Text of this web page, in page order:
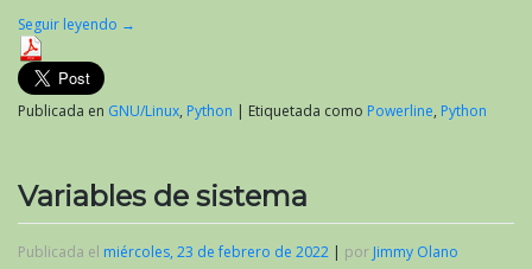
Seguir leyendo →
Publicada en GNU/Linux, Python | Etiquetada como Powerline, Python
Variables de sistema
Publicada el miércoles, 23 de febrero de 2022 por Jimmy Olano